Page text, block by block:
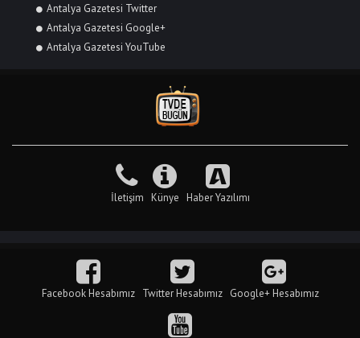
Antalya Gazetesi Twitter
Antalya Gazetesi Google+
Antalya Gazetesi YouTube
İletişim Künye Haber Yazılımı
Facebook Hesabımız Twitter Hesabımız Google+ Hesabımız